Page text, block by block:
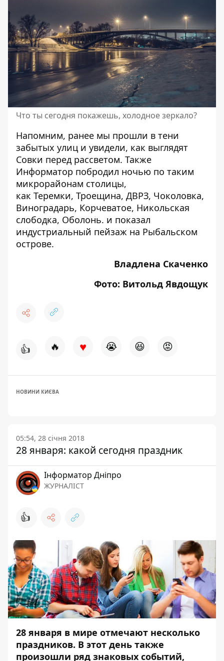
Что ты сегодня покажешь, холодное зеркало?
Напомним, ранее мы прошли в тени
забытых улиц и увидели, как выглядят
Совки перед рассветом. Также
Информатор побродил ночью по таким
микрорайонам столицы,
как Теремки, Троещина, ДВРЗ, Чоколовка,
Виноградарь, Корчеватое, Никольская
слободка, Оболонь. и показал
индустриальный пейзаж на Рыбальском
острове.
Владлена Скаченко
Фото: Витольд Явдощук
👍 🔥 ♥ 😭 😆 😡
НОВИНИ КИЄВА
05:54, 28 січня 2018
28 января: какой сегодня праздник
Інформатор Дніпро
ЖУРНАЛІСТ
👍
28 января в мире отмечают несколько
праздников. В этот день также
произошли ряд знаковых событий,